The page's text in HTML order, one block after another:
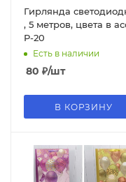
Гирлянда
, 5 метров, цвета в
P-20
Есть в наличии
80 ₽/шт
В КОРЗИНУ